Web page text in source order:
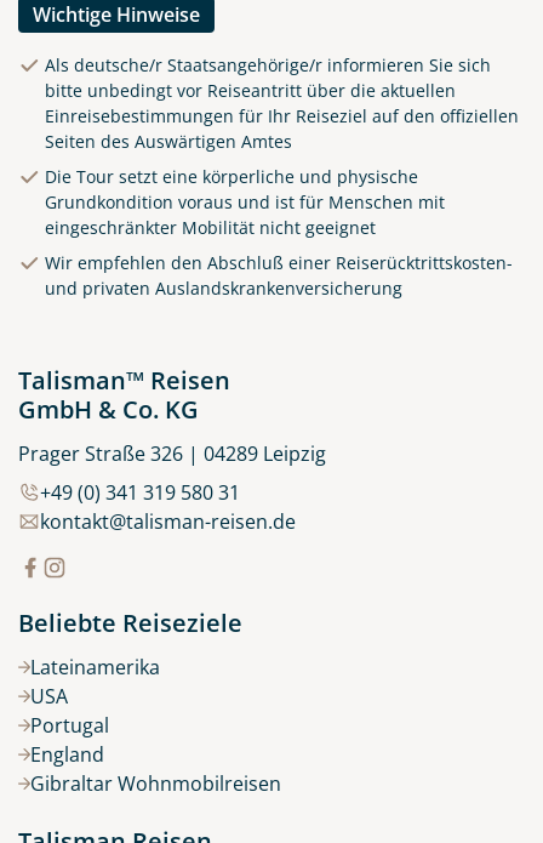
Klippen in Cornwall
© matho - stock.adobe.com
Wichtige Hinweise
Als deutsche/r Staatsangehörige/r informieren Sie sich
bitte unbedingt vor Reiseantritt über die aktuellen
Einreisebestimmungen für Ihr Reiseziel auf den offiziellen
Seiten des Auswärtigen Amtes
Die Tour setzt eine körperliche und physische
Grundkondition voraus und ist für Menschen mit
eingeschränkter Mobilität nicht geeignet
Wir empfehlen den Abschluß einer Reiserücktrittskosten-
und privaten Auslandskrankenversicherung
Talisman™ Reisen
GmbH & Co. KG
Prager Straße 326 | 04289 Leipzig
+49 (0) 341 319 580 31
kontakt@talisman-reisen.de
Beliebte Reiseziele
Lateinamerika
USA
Portugal
England
Gibraltar Wohnmobilreisen